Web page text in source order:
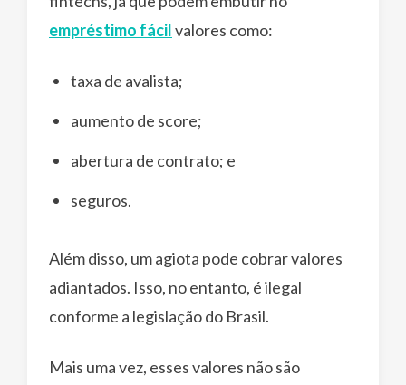
empréstimo fácilvalores como:
taxa de avalista;
aumento de score;
abertura de contrato; e
seguros.
Além disso, um agiota pode cobrar valores
adiantados. Isso, no entanto, é ilegal
conforme a legislação do Brasil.
Mais uma vez, esses valores não são